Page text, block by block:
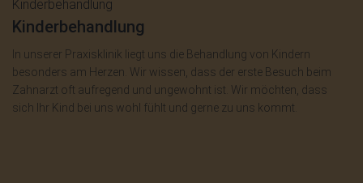
Kinderbehandlung
In unserer Praxisklinik liegt uns die Behandlung von Kindern
besonders am Herzen. Wir wissen, dass der erste Besuch beim
Zahnarzt oft aufregend und ungewohnt ist. Wir möchten, dass
sich Ihr Kind bei uns wohl fühlt und gerne zu uns kommt.